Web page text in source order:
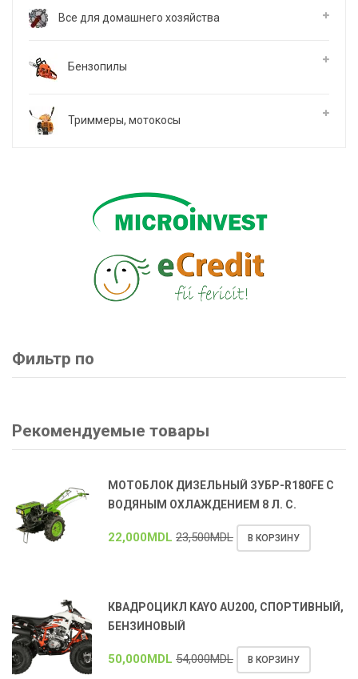
Все для домашнего хозяйства
Бензопилы
Триммеры, мотокосы
Фильтр по
Рекомендуемые товары
МОТОБЛОК ДИЗЕЛЬНЫЙ ЗУБР-R180FE С
ВОДЯНЫМ ОХЛАЖДЕНИЕМ 8 Л. С.
22,000MDL 23,500MDL В КОРЗИНУ
КВАДРОЦИКЛ KAYO AU200, СПОРТИВНЫЙ,
БЕНЗИНОВЫЙ
50,000MDL 54,000MDL В КОРЗИНУ